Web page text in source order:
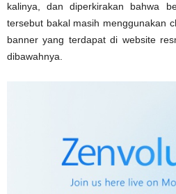
kalinya, dan diperkirakan bahwa
tersebut bakal masih menggunakan
banner yang terdapat di website
dibawahnya.